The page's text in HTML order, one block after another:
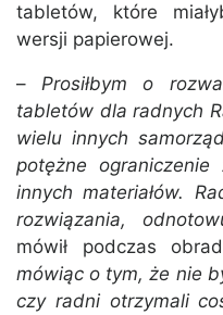
tabletów, które
wersji papierowej.
–Prosiłbym o
tabletów dla radnych
wielu innych
potężne
innych materiałów.
rozwiązania,
mówił podczas
mówiąc o tym, że nie
czy radni otrzymali